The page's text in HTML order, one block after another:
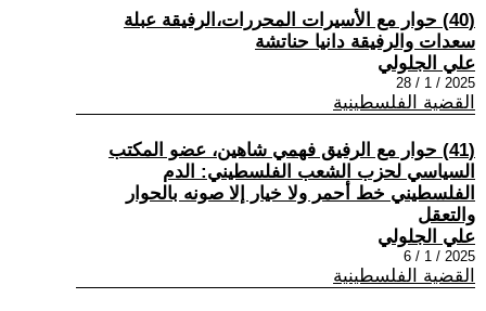
(40) حوار مع الأسيرات المحررات،الرفيقة عبلة
سعدات والرفيقة دانيا حناتشة
علي الجلولي
2025 / 1 / 28
القضية الفلسطينية
(41) حوار مع الرفيق فهمي شاهين، عضو المكتب
السياسي لحزب الشعب الفلسطيني: الدم
الفلسطيني خط أحمر ولا خيار إلا صونه بالحوار
والتعقل
علي الجلولي
2025 / 1 / 6
القضية الفلسطينية